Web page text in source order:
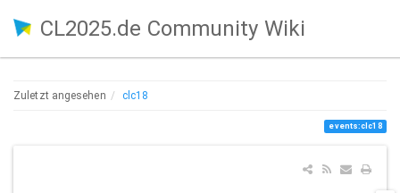
CL2025.de Community Wiki
Zuletzt angesehen clc18
events:clc18